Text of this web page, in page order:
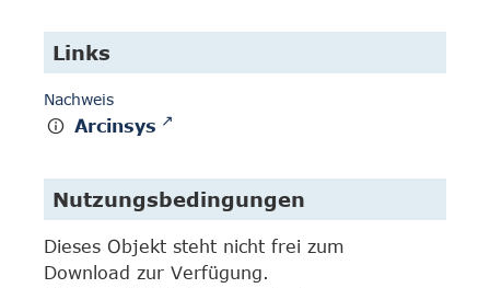
Links
Nachweis
Arcinsys
Nutzungsbedingungen
Dieses Objekt steht nicht frei zum
Download zur Verfügung.